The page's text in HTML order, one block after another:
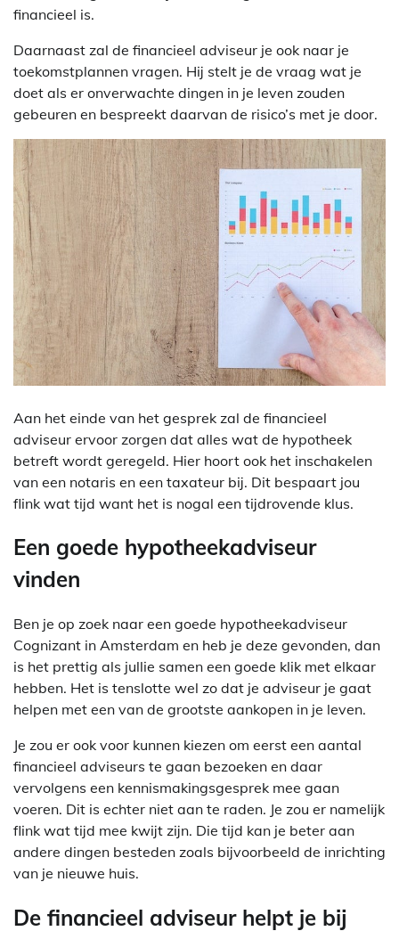
financieel is.
Daarnaast zal de financieel adviseur je ook naar je
toekomstplannen vragen. Hij stelt je de vraag wat je
doet als er onverwachte dingen in je leven zouden
gebeuren en bespreekt daarvan de risico’s met je door.
Aan het einde van het gesprek zal de financieel
adviseur ervoor zorgen dat alles wat de hypotheek
betreft wordt geregeld. Hier hoort ook het inschakelen
van een notaris en een taxateur bij. Dit bespaart jou
flink wat tijd want het is nogal een tijdrovende klus.
Een goede hypotheekadviseur
vinden
Ben je op zoek naar een goede hypotheekadviseur
Cognizant in Amsterdam en heb je deze gevonden, dan
is het prettig als jullie samen een goede klik met elkaar
hebben. Het is tenslotte wel zo dat je adviseur je gaat
helpen met een van de grootste aankopen in je leven.
Je zou er ook voor kunnen kiezen om eerst een aantal
financieel adviseurs te gaan bezoeken en daar
vervolgens een kennismakingsgesprek mee gaan
voeren. Dit is echter niet aan te raden. Je zou er namelijk
flink wat tijd mee kwijt zijn. Die tijd kan je beter aan
andere dingen besteden zoals bijvoorbeeld de inrichting
van je nieuwe huis.
De financieel adviseur helpt je bij